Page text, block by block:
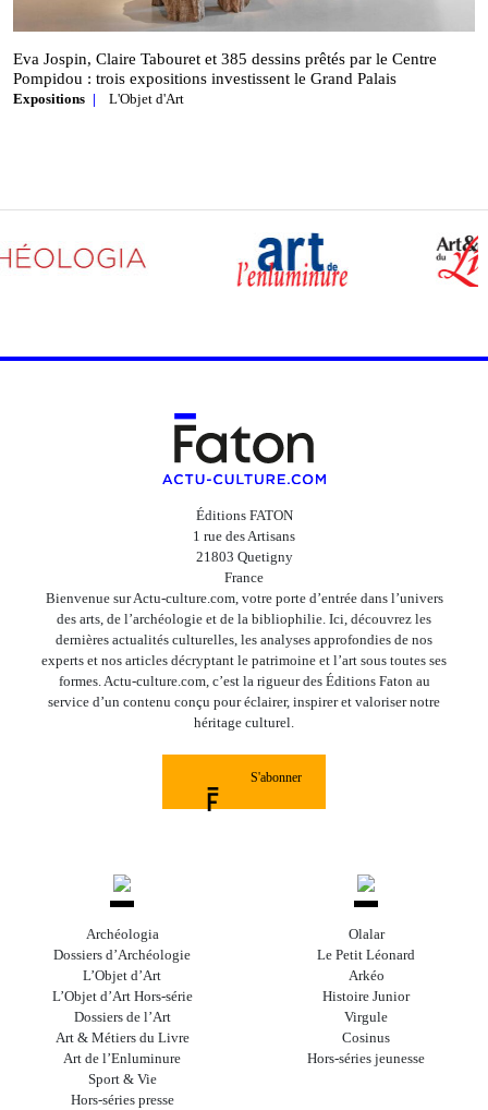
Eva Jospin, Claire Tabouret et 385 dessins prêtés par le Centre
Pompidou : trois expositions investissent le Grand Palais
Expositions L'Objet d'Art
Éditions FATON
1 rue des Artisans
21803 Quetigny
France
Bienvenue sur Actu-culture.com, votre porte d’entrée dans l’univers
des arts, de l’archéologie et de la bibliophilie. Ici, découvrez les
dernières actualités culturelles, les analyses approfondies de nos
experts et nos articles décryptant le patrimoine et l’art sous toutes ses
formes. Actu-culture.com, c’est la rigueur des Éditions Faton au
service d’un contenu conçu pour éclairer, inspirer et valoriser notre
héritage culturel.
S'abonner
Archéologia
Dossiers d’Archéologie
L’Objet d’Art
L’Objet d’Art Hors-série
Dossiers de l’Art
Art & Métiers du Livre
Art de l’Enluminure
Sport & Vie
Hors-séries presse
Olalar
Le Petit Léonard
Arkéo
Histoire Junior
Virgule
Cosinus
Hors-séries jeunesse